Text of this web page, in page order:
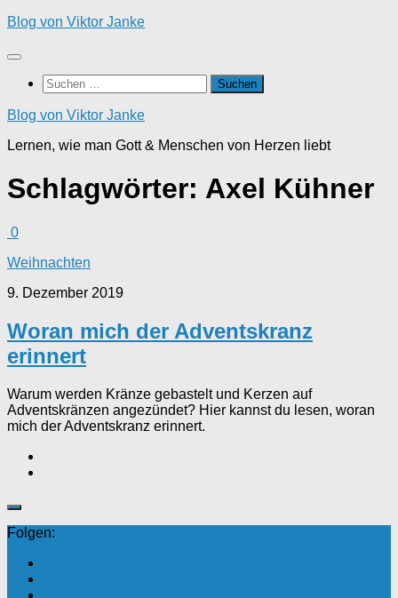
Zum
springen
Blog von Viktor Janke
Suchen
nach:
Blog von Viktor Janke
Lernen, wie man Gott & Menschen von Herzen liebt
Schlagwörter: Axel Kühner
0
Weihnachten
9. Dezember 2019
Woran mich der Adventskranz
erinnert
Warum werden Kränze gebastelt und Kerzen auf
Adventskränzen angezündet? Hier kannst du lesen, woran
mich der Adventskranz erinnert.
Folgen: